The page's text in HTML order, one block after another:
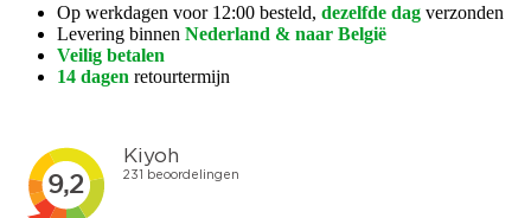
Op werkdagen voor 12:00 besteld, dezelfde dag verzonden
Levering binnen Nederland & naar België
Veilig betalen
14 dagen retourtermijn